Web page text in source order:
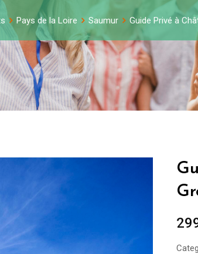
Pays de la Loire Saumur Guide Privé à